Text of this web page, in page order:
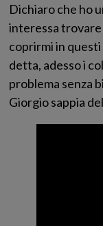
Dichiaro che ho
interessa
coprirmi in questi
detta, adesso i
problema senza
Giorgio sappia